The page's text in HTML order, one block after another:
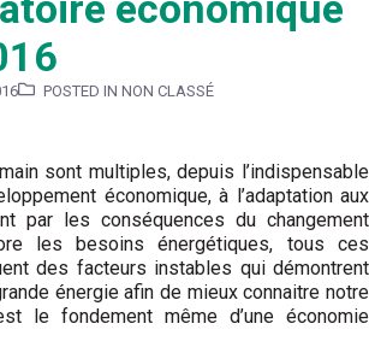
POSTED IN NON CLASSÉ
sont multiples, depuis l’indispensable
économique, à l’adaptation aux
par les conséquences du changement
les besoins énergétiques, tous ces
des facteurs instables qui démontrent
énergie afin de mieux connaitre notre
le fondement même d’une économie